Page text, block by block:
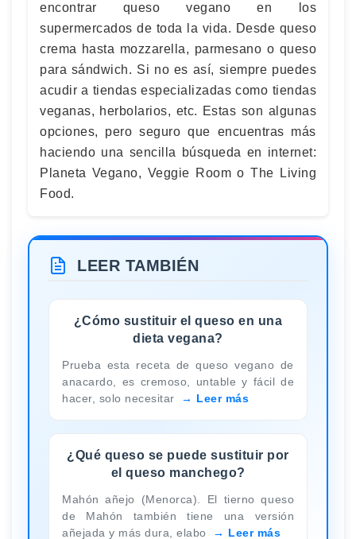
encontrar queso vegano en los
supermercados de toda la vida. Desde queso
crema hasta mozzarella, parmesano o queso
para sándwich. Si no es así, siempre puedes
acudir a tiendas especializadas como tiendas
veganas, herbolarios, etc. Estas son algunas
opciones, pero seguro que encuentras más
haciendo una sencilla búsqueda en internet:
Planeta Vegano, Veggie Room o The Living
Food.
LEER TAMBIÉN
¿Cómo sustituir el queso en una
dieta vegana?
Prueba esta receta de queso vegano de
anacardo, es cremoso, untable y fácil de
hacer, solo necesitar
Leer más
¿Qué queso se puede sustituir por
el queso manchego?
Mahón añejo (Menorca). El tierno queso
de Mahón también tiene una versión
añejada y más dura, elabo
Leer más